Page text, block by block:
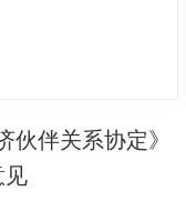
政策服务
伙伴关系协定》
见